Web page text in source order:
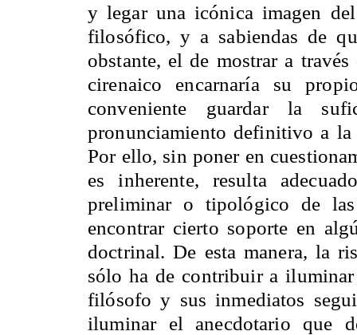
y legar una icónica imagen
filosófico, y a sabiendas de
obstante, el de mostrar a
cirenaico encarnaría su
conveniente guardar la
pronunciamiento definitivo a la
Por ello, sin poner en
es inherente, resulta
preliminar o tipológico de las
encontrar cierto soporte en
doctrinal. De esta manera, la
sólo ha de contribuir a
filósofo y sus inmediatos
iluminar el anecdotario que